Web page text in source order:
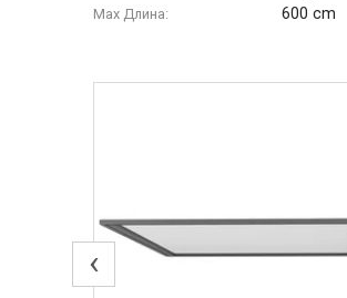
Max Длина: 600 cm
‹